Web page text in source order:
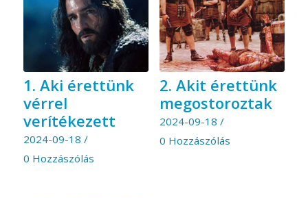
1. Aki érettünk
vérrel
verítékezett
2024-09-18 /
0 Hozzászólás
2. Akit érettünk
megostoroztak
2024-09-18 /
0 Hozzászólás